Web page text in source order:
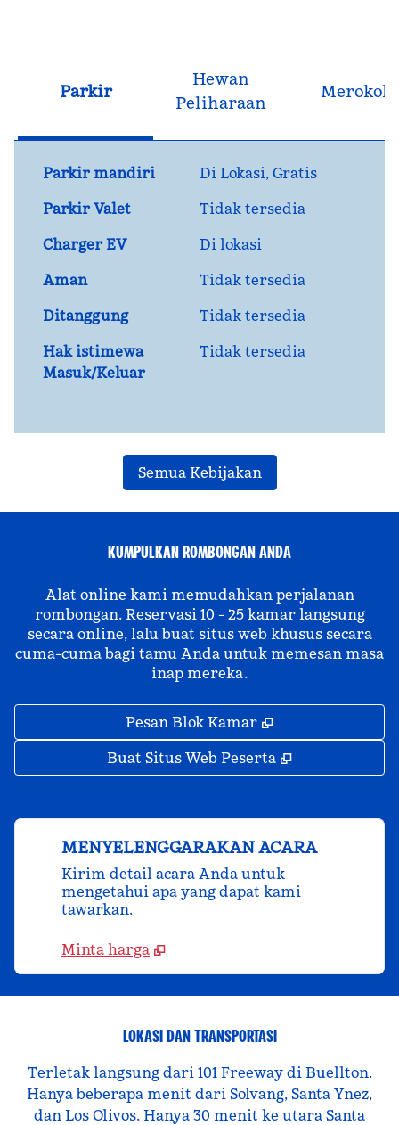
Parkir
Hewan
Peliharaan
Merokok
Parkir mandiri Di Lokasi, Gratis
Parkir Valet
Tidak tersedia
Charger EV
Di lokasi
Aman
Tidak tersedia
Ditanggung
Tidak tersedia
Hak istimewa
Masuk/Keluar
Tidak tersedia
Semua Kebijakan
KUMPULKAN ROMBONGAN ANDA
Alat online kami memudahkan perjalanan
rombongan. Reservasi 10 - 25 kamar langsung
secara online, lalu buat situs web khusus secara
cuma-cuma bagi tamu Anda untuk memesan masa
inap mereka.
Pesan Blok Kamar ,
Buat Situs Web Peserta ,
MENYELENGGARAKAN ACARA
Kirim detail acara Anda untuk
mengetahui apa yang dapat kami
tawarkan.
Minta harga
LOKASI DAN TRANSPORTASI
Terletak langsung dari 101 Freeway di Buellton.
Hanya beberapa menit dari Solvang, Santa Ynez,
dan Los Olivos. Hanya 30 menit ke utara Santa